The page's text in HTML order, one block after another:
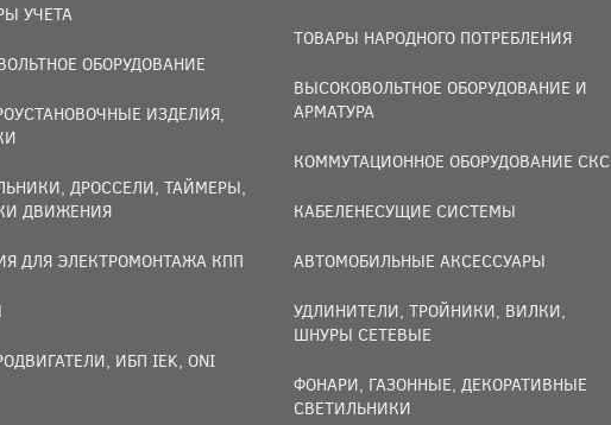
УЧЕТА
ОБОРУДОВАНИЕ
ИЗДЕЛИЯ,
ДРОССЕЛИ, ТАЙМЕРЫ,
ДВИЖЕНИЯ
ДЛЯ ЭЛЕКТРОМОНТАЖА КПП
ИБП IEK, ONI
ТОВАРЫ НАРОДНОГО ПОТРЕБЛЕНИЯ
ВЫСОКОВОЛЬТНОЕ ОБОРУДОВАНИЕ И
АРМАТУРА
КОММУТАЦИОННОЕ ОБОРУДОВАНИЕ СКС
КАБЕЛЕНЕСУЩИЕ СИСТЕМЫ
АВТОМОБИЛЬНЫЕ АКСЕССУАРЫ
УДЛИНИТЕЛИ, ТРОЙНИКИ, ВИЛКИ,
ШНУРЫ СЕТЕВЫЕ
ФОНАРИ, ГАЗОННЫЕ, ДЕКОРАТИВНЫЕ
СВЕТИЛЬНИКИ